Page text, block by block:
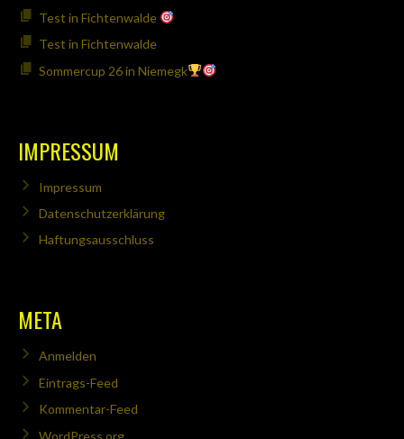
Test in Fichtenwalde
Test in Fichtenwalde
Sommercup 26 in Niemegk
IMPRESSUM
Impressum
Datenschutzerklärung
Haftungsausschluss
META
Anmelden
Eintrags-Feed
Kommentar-Feed
WordPress.org